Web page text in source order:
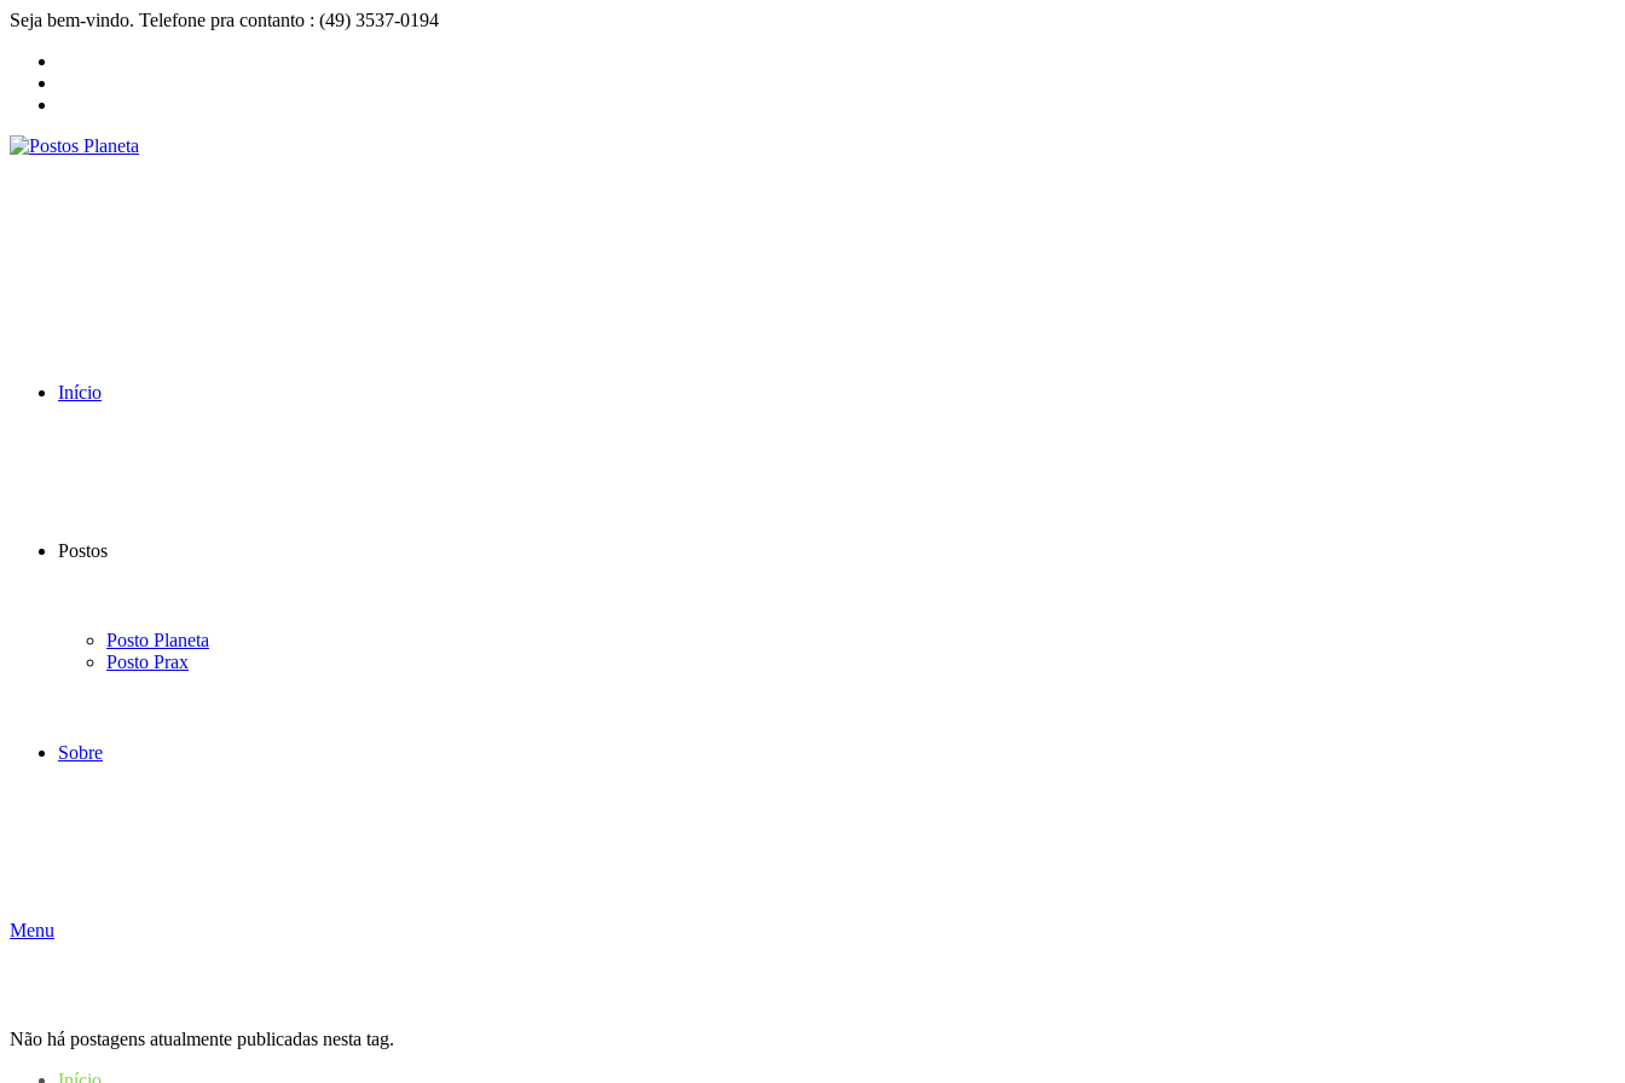
Seja bem-vindo. Telefone pra contanto : (49) 3537-0194
Início
Postos
Posto Planeta
Posto Prax
Sobre
Menu
Não há postagens atualmente publicadas nesta tag.